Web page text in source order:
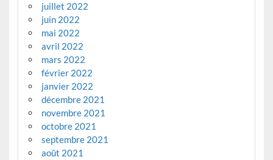
juillet 2022
juin 2022
mai 2022
avril 2022
mars 2022
février 2022
janvier 2022
décembre 2021
novembre 2021
octobre 2021
septembre 2021
août 2021